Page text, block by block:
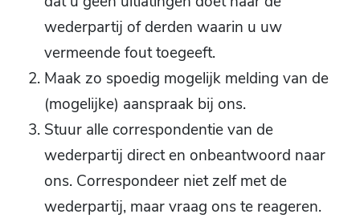
wederpartij of derden waarin u uw
vermeende fout toegeeft.
Maak zo spoedig mogelijk melding van de
(mogelijke) aanspraak bij ons.
Stuur alle correspondentie van de
wederpartij direct en onbeantwoord naar
ons. Correspondeer niet zelf met de
wederpartij, maar vraag ons te reageren.